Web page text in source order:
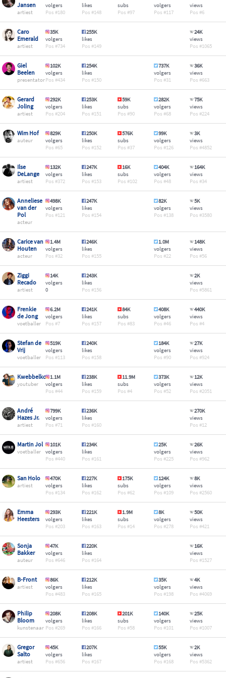
Jansen
artiest
volgers
180
likes
148
subs
97
volgers
117
views
6
Caro
Emerald
artiest
35K
volgers
734
255K
likes
149
24K
views
1065
Giel
Beelen
presentator
102K
volgers
434
254K
likes
150
737K
volgers
31
36K
views
663
Gerard
Joling
artiest
292K
volgers
204
253K
likes
151
59K
subs
90
282K
volgers
68
75K
views
224
Wim Hof
auteur
829K
volgers
65
250K
likes
152
576K
subs
37
99K
volgers
126
3K
views
4852
Ilse
DeLange
artiest
132K
volgers
372
247K
likes
153
16K
subs
102
404K
volgers
48
164K
views
34
Anneliese
van der
Pol
acteur
498K
volgers
121
247K
likes
154
82K
volgers
138
5K
views
3580
Carice van
Houten
acteur
1.4M
volgers
32
246K
likes
155
1.0M
volgers
22
148K
views
56
Ziggi
Recado
artiest
14K
volgers
0
243K
likes
156
2K
views
5861
Frenkie
de Jong
voetballer
6.2M
volgers
7
241K
likes
157
84K
subs
83
408K
volgers
46
440K
views
4
Stefan de
Vrij
voetballer
519K
volgers
113
240K
likes
158
184K
volgers
90
27K
views
924
Kwebbelkop
youtuber
1.1M
volgers
44
238K
likes
159
11.9M
subs
4
373K
volgers
52
12K
views
2051
André
Hazes Jr.
artiest
799K
volgers
71
236K
likes
160
270K
views
12
Martin Jol
voetballer
101K
volgers
440
234K
likes
161
25K
volgers
225
26K
views
962
San Holo
artiest
470K
volgers
134
227K
likes
162
175K
subs
62
124K
volgers
109
8K
views
2560
Emma
Heesters
293K
volgers
203
221K
likes
163
1.9M
subs
14
8K
volgers
278
50K
views
421
Sonja
Bakker
auteur
47K
volgers
646
220K
likes
164
16K
views
1527
B-Front
artiest
86K
volgers
483
212K
likes
165
35K
volgers
198
4K
views
4069
Philip
Bloom
kunstenaar
208K
volgers
269
208K
likes
166
201K
subs
58
140K
volgers
101
25K
views
1007
Gregor
Salto
artiest
45K
volgers
656
207K
likes
167
55K
volgers
168
2K
views
5362